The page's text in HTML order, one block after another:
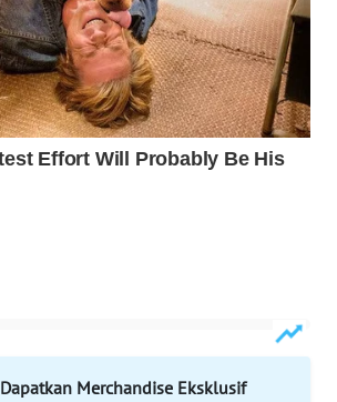
Dapatkan Merchandise Eksklusif